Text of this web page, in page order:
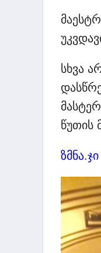
სხვა
წუთის
ზმნა.ჯი